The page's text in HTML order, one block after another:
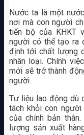
Nước ta là một
nơi mà con người
tiến bộ của KHKT
người có thể tạo ra
định tới chất lượng
nhân loại. Chính
mới sẽ trở thành
người.
Tư liệu lao động dù
tách khỏi con
của chính bản
lượng sản xuất